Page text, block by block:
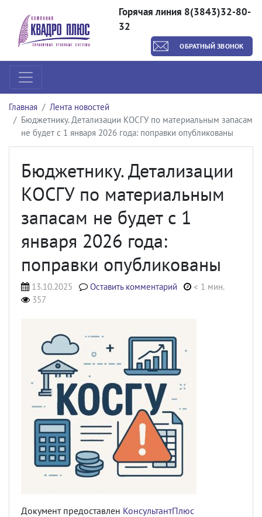
Горячая линия 8(3843)32-80-
32
ОБРАТНЫЙ ЗВОНОК
Главная
Лента новостей
Бюджетнику. Детализации КОСГУ по материальным запасам
не будет с 1 января 2026 года: поправки опубликованы
Бюджетнику. Детализации
КОСГУ по материальным
запасам не будет с 1
января 2026 года:
поправки опубликованы
13.10.2025 Оставить комментарий
< 1 мин.
357
Документ предоставлен КонсультантПлюс